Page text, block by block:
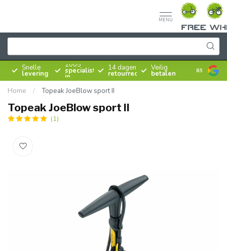
MENU
Snelle
levering
Sinds
2005
specialist
in
rijwielen
14 dagen
retourrecht
Veilig
betalen 8.5
Home / Topeak JoeBlow sport II
Topeak JoeBlow sport II
(1)